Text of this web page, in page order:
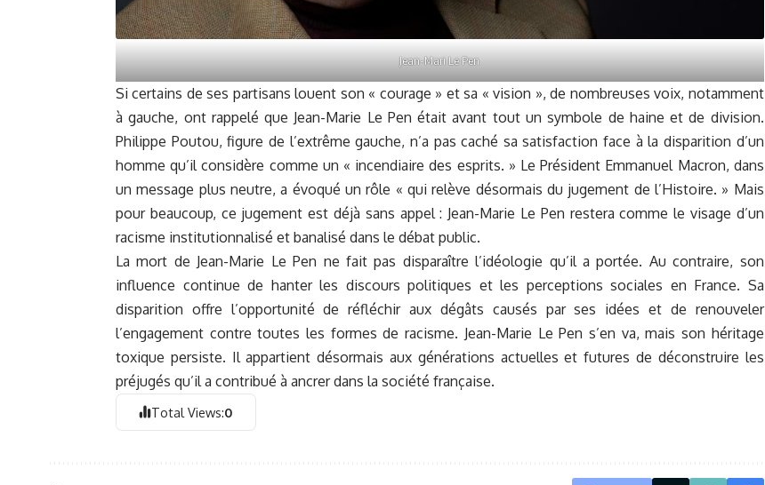
Jean-Mari Le Pen
Si certains de ses partisans louent son « courage » et sa « vision », de nombreuses voix, notamment
à gauche, ont rappelé que Jean-Marie Le Pen était avant tout un symbole de haine et de division.
Philippe Poutou, figure de l’extrême gauche, n’a pas caché sa satisfaction face à la disparition d’un
homme qu’il considère comme un « incendiaire des esprits. » Le Président Emmanuel Macron, dans
un message plus neutre, a évoqué un rôle « qui relève désormais du jugement de l’Histoire. » Mais
pour beaucoup, ce jugement est déjà sans appel : Jean-Marie Le Pen restera comme le visage d’un
racisme institutionnalisé et banalisé dans le débat public.
La mort de Jean-Marie Le Pen ne fait pas disparaître l’idéologie qu’il a portée. Au contraire, son
influence continue de hanter les discours politiques et les perceptions sociales en France. Sa
disparition offre l’opportunité de réfléchir aux dégâts causés par ses idées et de renouveler
l’engagement contre toutes les formes de racisme. Jean-Marie Le Pen s’en va, mais son héritage
toxique persiste. Il appartient désormais aux générations actuelles et futures de déconstruire les
préjugés qu’il a contribué à ancrer dans la société française.
Total Views:0